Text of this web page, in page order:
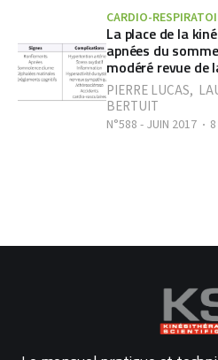
CARDIO-
La place de la
apnées du
modéré revue
PIERRE LUCAS,
BERTUIT
N°588 - JUIN 2017